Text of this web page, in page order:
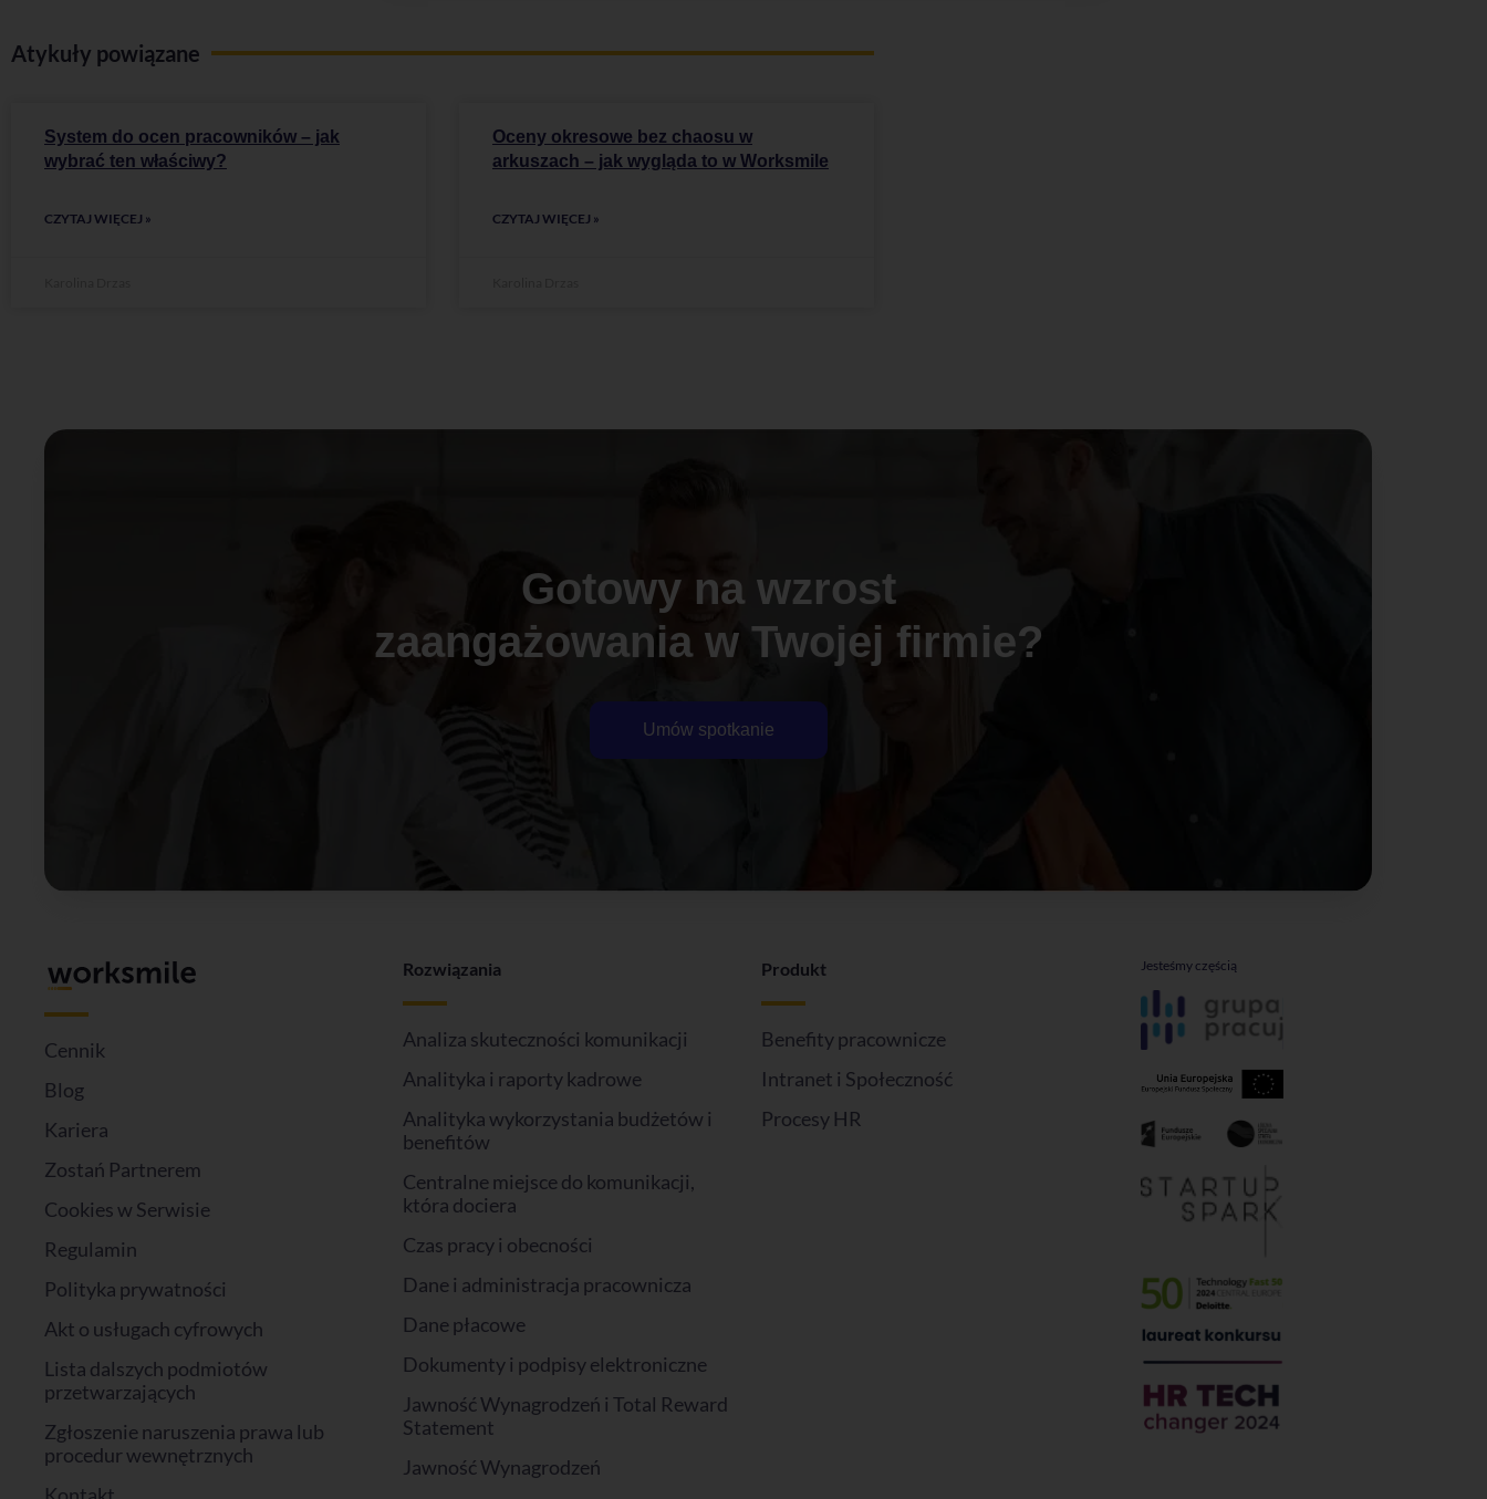
Atykuły powiązane
System do ocen pracowników – jak
wybrać ten właściwy?
CZYTAJ WIĘCEJ »
Oceny okresowe bez chaosu w
arkuszach – jak wygląda to w Worksmile
CZYTAJ WIĘCEJ »
Gotowy na wzrost
zaangażowania w Twojej firmie?
Umów spotkanie
Cennik
Blog
Kariera
Zostań Partnerem
Cookies w Serwisie
Regulamin
Polityka prywatności
Akt o usługach cyfrowych
Lista dalszych podmiotów
przetwarzających
Zgłoszenie naruszenia prawa lub
procedur wewnętrznych
Rozwiązania
Analiza skuteczności komunikacji
Analityka i raporty kadrowe
Analityka wykorzystania budżetów i
benefitów
Centralne miejsce do komunikacji,
która dociera
Czas pracy i obecności
Dane i administracja pracownicza
Dane płacowe
Dokumenty i podpisy elektroniczne
Jawność Wynagrodzeń i Total Reward
Statement
Jawność Wynagrodzeń
Produkt
Benefity pracownicze
Intranet i Społeczność
Procesy HR
Jesteśmy częścią